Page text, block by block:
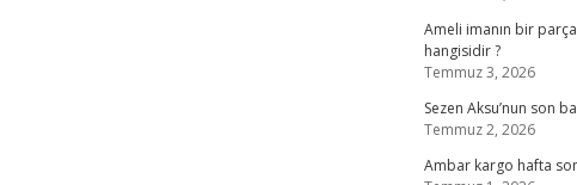
Ameli imanın bir
hangisidir ?
Temmuz 3, 2026
Sezen Aksu’nun son
Temmuz 2, 2026
Ambar kargo hafta